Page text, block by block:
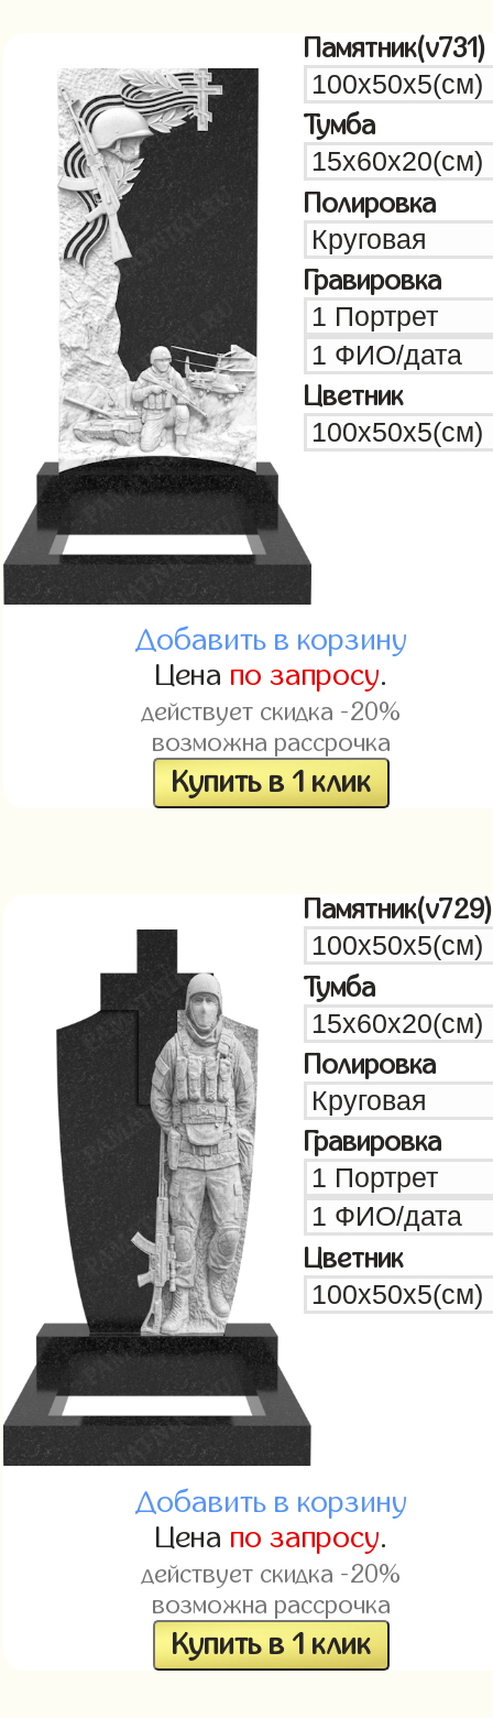
Памятник(v731)
Тумба
Полировка
Гравировка
Цветник
Добавить в корзину
Цена по запросу.
действует скидка -20%
возможна рассрочка
Купить в 1 клик
Памятник(v729)
Тумба
Полировка
Гравировка
Цветник
Добавить в корзину
Цена по запросу.
действует скидка -20%
возможна рассрочка
Купить в 1 клик